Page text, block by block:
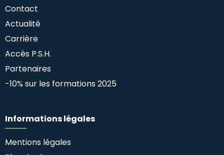
Contact
Actualité
Carrière
Accès P.S.H.
Partenaires
-10% sur les formations 2025
Informations légales
Mentions légales